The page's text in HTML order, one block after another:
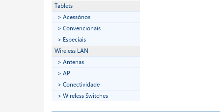
Tablets
> Acessórios
> Convencionais
> Especiais
Wireless LAN
> Antenas
> AP
> Conectividade
> Wireless Switches